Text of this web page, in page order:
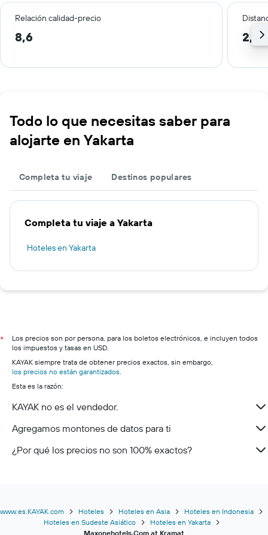
Relación calidad-precio
8,6 2,5
Todo lo que necesitas saber para
alojarte en Yakarta
Completa tu viaje Destinos populares
Completa tu viaje a Yakarta
Hoteles en Yakarta
*
Los precios son por persona, para los boletos electrónicos, e incluyen todos
los impuestos y tasas en USD.
KAYAK siempre trata de obtener precios exactos, sin embargo,
los precios no están garantizados.
Esta es la razón:
KAYAK no es el vendedor.
Agregamos montones de datos para ti
¿Por qué los precios no son 100% exactos?
www.es.KAYAK.com Hoteles Hoteles en Asia
Hoteles en Indonesia
Hoteles en Sudeste Asiático
Hoteles en Yakarta
Maxonehotels.Com at Kramat